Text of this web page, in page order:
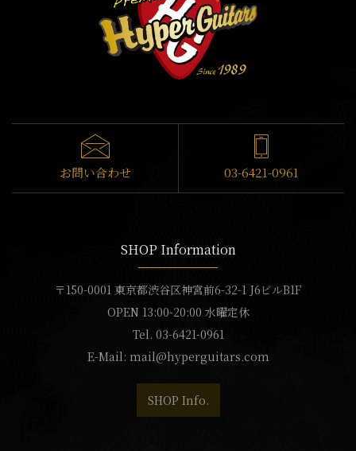
お問い合わせ 03-6421-0961
SHOP Information
〒150-0001 東京都渋谷区神宮前6-32-1 J6ビルB1F
OPEN 13:00-20:00 水曜定休
Tel. 03-6421-0961
E-Mail: mail@hyperguitars.com
SHOP Info.